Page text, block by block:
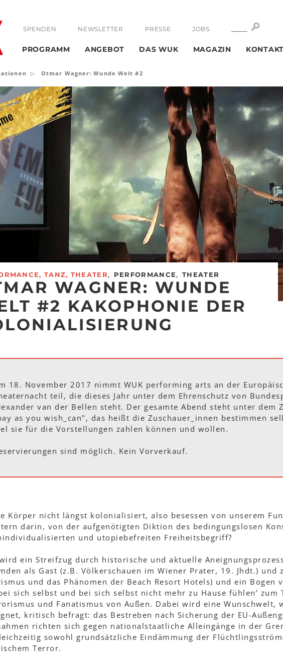
SPENDEN NEWSLETTER PRESSE JOBS
PROGRAMM ANGEBOT DAS WUK MAGAZIN KONTAKT
Otmar Wagner: Wunde Welt #2
TANZ, THEATER, PERFORMANCE,THEATER
WAGNER: WUNDE
#2 KAKOPHONIE DER
18. November 2017 nimmt WUK performing arts an der
teil, die dieses Jahr unter dem Ehrenschutz von
van der Bellen steht. Der gesamte Abend steht unter dem
as you wish_can", das heißt die Zuschauer_innen bestimmen
sie für die Vorstellungen zahlen können und wollen.
sind möglich. Kein Vorverkauf.
Körper nicht längst kolonialisiert, also besessen von unserem
darin, von der aufgenötigten Diktion des bedingungslosen
und utopiebefreiten Freiheitsbegriff?
ein Streifzug durch historische und aktuelle
als Gast (z.B. Völkerschauen im Wiener Prater, 19. Jhdt.) und
und das Phänomen der Beach Resort Hotels) und ein Bogen
sich selbst und bei sich selbst nicht mehr zu Hause fühlen’ zum
und Fanatismus von Außen. Dabei wird eine Wunschwelt,
kritisch befragt: das Bestreben nach Sicherung der EU-
richten sich gegen nationalstaatliche Alleingänge in der
sowohl grundsätzliche Eindämmung der
Terror.